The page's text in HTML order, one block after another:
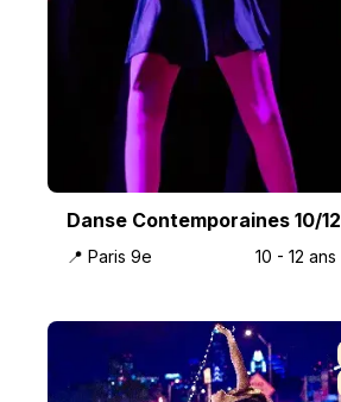
Danse Contemporaines 10/12
📍 Paris 9e 10 - 12 ans